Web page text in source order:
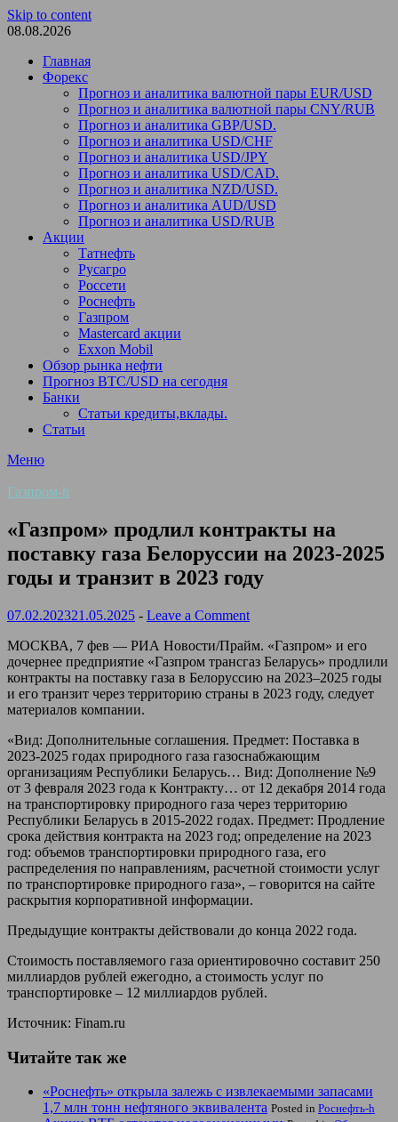
Skip to content
08.08.2026
Главная
Форекс
Прогноз и аналитика валютной пары EUR/USD
Прогноз и аналитика валютной пары CNY/RUB
Прогноз и аналитика GBP/USD.
Прогноз и аналитика USD/CHF
Прогноз и аналитика USD/JPY
Прогноз и аналитика USD/CAD.
Прогноз и аналитика NZD/USD.
Прогноз и аналитика AUD/USD
Прогноз и аналитика USD/RUB
Акции
Татнефть
Русагро
Россети
Роснефть
Газпром
Mastercard акции
Exxon Mobil
Обзор рынка нефти
Прогноз BTC/USD на сегодня
Банки
Статьи кредиты,вклады.
Статьи
Меню
Газпром-h
«Газпром» продлил контракты на
поставку газа Белоруссии на 2023-2025
годы и транзит в 2023 году
07.02.202321.05.2025 - Leave a Comment
МОСКВА, 7 фев — РИА Новости/Прайм. «Газпром» и его
дочернее предприятие «Газпром трансгаз Беларусь» продлили
контракты на поставку газа в Белоруссию на 2023–2025 годы
и его транзит через территорию страны в 2023 году, следует
материалов компании.
«Вид: Дополнительные соглашения. Предмет: Поставка в
2023-2025 годах природного газа газоснабжающим
организациям Республики Беларусь… Вид: Дополнение №9
от 3 февраля 2023 года к Контракту… от 12 декабря 2014 года
на транспортировку природного газа через территорию
Республики Беларусь в 2015-2022 годах. Предмет: Продление
срока действия контракта на 2023 год; определение на 2023
год: объемов транспортировки природного газа, его
распределения по направлениям, расчетной стоимости услуг
по транспортировке природного газа», – говорится на сайте
раскрытия корпоративной информации.
Предыдущие контракты действовали до конца 2022 года.
Стоимость поставляемого газа ориентировочно составит 250
миллиардов рублей ежегодно, а стоимость услуг по
транспортировке – 12 миллиардов рублей.
Источник: Finam.ru
Читайте так же
«Роснефть» открыла залежь с извлекаемыми запасами
1,7 млн тонн нефтяного эквивалента Posted in Роснефть-h